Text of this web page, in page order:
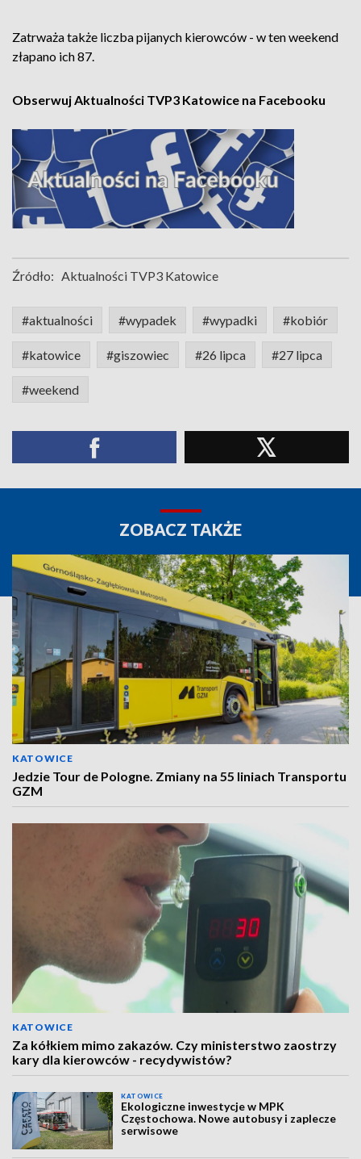
Zatrważa także liczba pijanych kierowców - w ten weekend
złapano ich 87.
Obserwuj Aktualności TVP3 Katowice na Facebooku
Źródło: Aktualności TVP3 Katowice
#aktualności #wypadek #wypadki #kobiór
#katowice #giszowiec #26 lipca #27 lipca
#weekend
ZOBACZ TAKŻE
KATOWICE
Jedzie Tour de Pologne. Zmiany na 55 liniach Transportu
GZM
KATOWICE
Za kółkiem mimo zakazów. Czy ministerstwo zaostrzy
kary dla kierowców - recydywistów?
KATOWICE
Ekologiczne inwestycje w MPK
Częstochowa. Nowe autobusy i zaplecze
serwisowe